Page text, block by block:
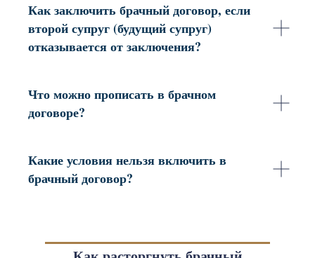
Как заключить брачный договор, если
второй супруг (будущий супруг)
отказывается от заключения?
Что можно прописать в брачном
договоре?
Какие условия нельзя включить в
брачный договор?